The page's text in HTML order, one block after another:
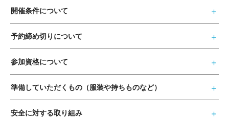
開催条件について
予約締め切りについて
参加資格について
準備していただくもの（服装や持ちものなど）
安全に対する取り組み